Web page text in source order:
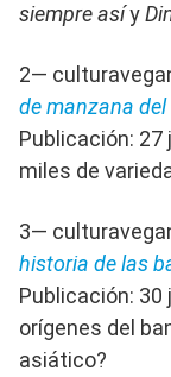
siempre asíy
2—
de manzana
Publicación: 27
miles de
3—
historia de las
Publicación: 30
orígenes del
asiático?